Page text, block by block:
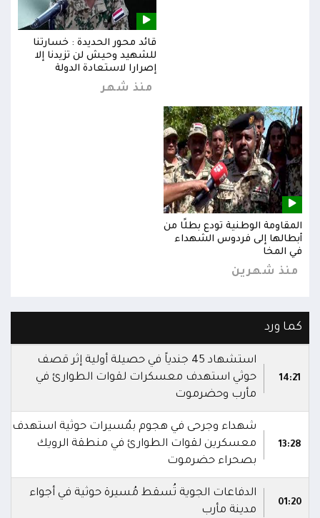
قائد محور الحديدة : خسارتنا
للشهيد وحيش لن تزيدنا إلا
إصرارا لاستعادة الدولة
منذ شهر
المقاومة الوطنية تودع بطلًا من
أبطالها إلى فردوس الشهداء
في المخا
منذ شهرين
كما ورد
14:21
استشهاد 45 جندياً في حصيلة أولية إثر قصف
حوثي استهدف معسكرات لقوات الطوارئ في
مأرب وحضرموت
13:28
شهداء وجرحى في هجوم بمُسيرات حوثية استهدف
معسكرين لقوات الطوارئ في منطقة الرويك
بصحراء حضرموت
01:20
الدفاعات الجوية تُسقط مُسيرة حوثية في أجواء
مدينة مأرب